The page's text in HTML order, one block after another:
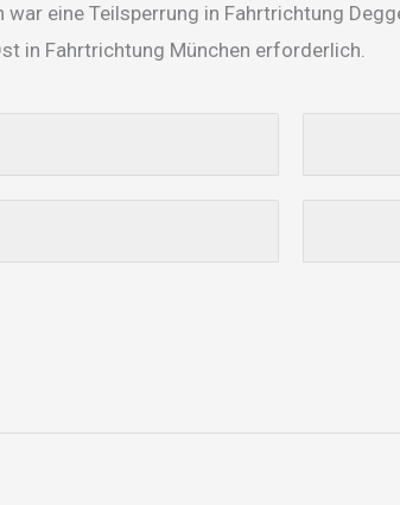
war eine Teilsperrung in Fahrtrichtung
in Fahrtrichtung München erforderlich.